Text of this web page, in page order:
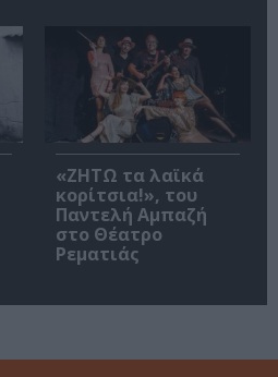
«ΖΗΤΩ τα λαϊκά
κορίτσια!», του
Παντελή Αμπαζή
στο Θέατρο
Ρεματιάς